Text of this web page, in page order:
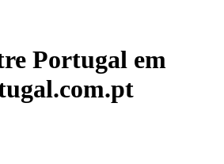
Portugal em